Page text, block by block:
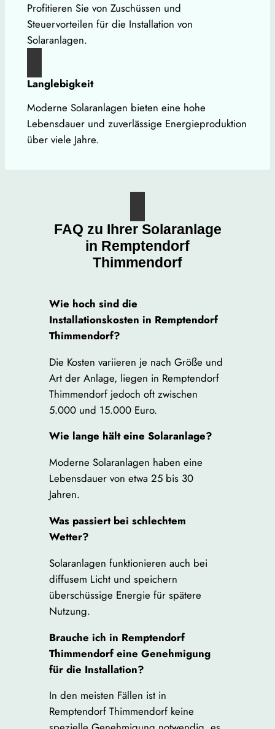
Profitieren Sie von Zuschüssen und
Steuervorteilen für die Installation von
Solaranlagen.
Langlebigkeit
Moderne Solaranlagen bieten eine hohe
Lebensdauer und zuverlässige Energieproduktion
über viele Jahre.
FAQ zu Ihrer Solaranlage
in Remptendorf
Thimmendorf
Wie hoch sind die
Installationskosten in Remptendorf
Thimmendorf?
Die Kosten variieren je nach Größe und
Art der Anlage, liegen in Remptendorf
Thimmendorf jedoch oft zwischen
5.000 und 15.000 Euro.
Wie lange hält eine Solaranlage?
Moderne Solaranlagen haben eine
Lebensdauer von etwa 25 bis 30
Jahren.
Was passiert bei schlechtem
Wetter?
Solaranlagen funktionieren auch bei
diffusem Licht und speichern
überschüssige Energie für spätere
Nutzung.
Brauche ich in Remptendorf
Thimmendorf eine Genehmigung
für die Installation?
In den meisten Fällen ist in
Remptendorf Thimmendorf keine